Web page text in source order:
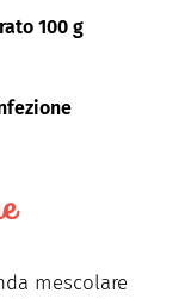
100 g
mescolare